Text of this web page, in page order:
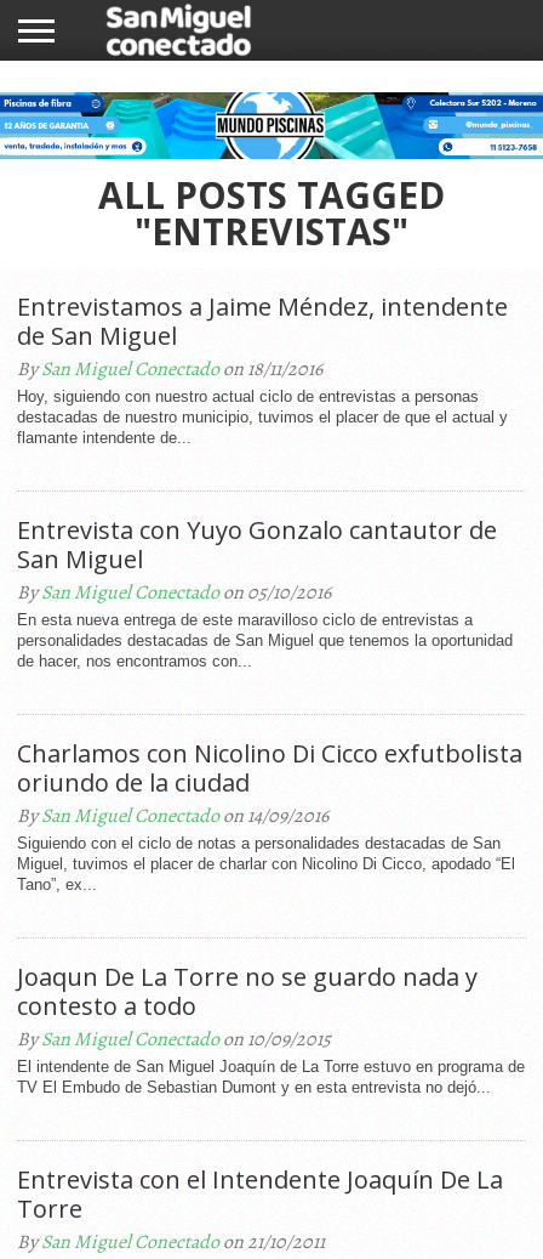
NOTICIAS
COMUNIDAD
COMERCIOS
ALL POSTS TAGGED
"ENTREVISTAS"
Entrevistamos a Jaime Méndez, intendente
de San Miguel
BySan Miguel Conectadoon 18/11/2016
Hoy, siguiendo con nuestro actual ciclo de entrevistas a personas
destacadas de nuestro municipio, tuvimos el placer de que el actual y
flamante intendente de...
Entrevista con Yuyo Gonzalo cantautor de
San Miguel
BySan Miguel Conectadoon 05/10/2016
En esta nueva entrega de este maravilloso ciclo de entrevistas a
personalidades destacadas de San Miguel que tenemos la oportunidad
de hacer, nos encontramos con...
Charlamos con Nicolino Di Cicco exfutbolista
oriundo de la ciudad
BySan Miguel Conectadoon 14/09/2016
Siguiendo con el ciclo de notas a personalidades destacadas de San
Miguel, tuvimos el placer de charlar con Nicolino Di Cicco, apodado “El
Tano”, ex...
Joaqun De La Torre no se guardo nada y
contesto a todo
BySan Miguel Conectadoon 10/09/2015
El intendente de San Miguel Joaquín de La Torre estuvo en programa de
TV El Embudo de Sebastian Dumont y en esta entrevista no dejó...
Entrevista con el Intendente Joaquín De La
Torre
BySan Miguel Conectadoon 21/10/2011